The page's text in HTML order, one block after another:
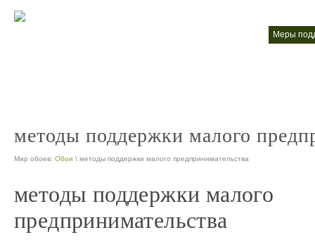
меры
методы поддержки малого
Мир обоев: Обои \ методы поддержки малого предпринимательства
методы поддержки малого
предпринимательства